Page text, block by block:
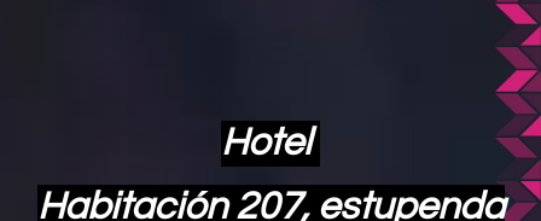
Hotel
Habitación 207, estupenda